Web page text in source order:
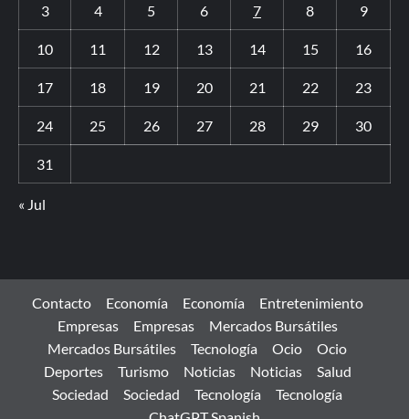
3 4 5 6 7 8 9
10 11 12 13 14 15 16
17 18 19 20 21 22 23
24 25 26 27 28 29 30
31
« Jul
Contacto Economía Economía
Entretenimiento
Empresas
Empresas
Mercados Bursátiles
Mercados Bursátiles
Tecnología Ocio
Ocio
Deportes
Turismo Noticias Noticias
Salud
Sociedad
Sociedad Tecnología
Tecnología